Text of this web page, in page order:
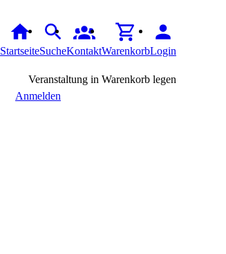
StartseiteSucheKontaktWarenkorbLogin
Veranstaltung in Warenkorb legen
Anmelden